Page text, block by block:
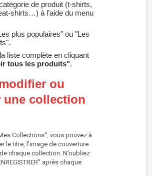
de produit (t-shirts,
shirts…) à l’aide du menu
plus populaires" ou "Les
liste complète en cliquant
tous les produits".
ou
une collection
Collections", vous pouvez à
le titre, l’image de couverture
chaque collection. N’oubliez
après chaque